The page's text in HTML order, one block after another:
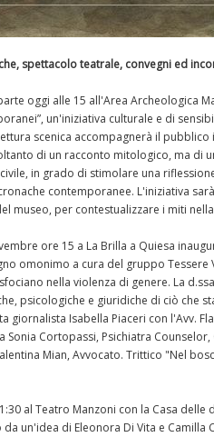
spettacolo teatrale, convegni ed
parte oggi alle 15 all'Area Archeologica
un'iniziativa culturale e di
scenica accompagnerà il
di un racconto mitologico, ma di
in grado di stimolare una
contemporanee. L'iniziativa
museo, per contestualizzare i miti
ore 15 a La Brilla a Quiesa
omonimo a cura del gruppo
nella violenza di genere. La
psicologiche e giuridiche di ciò che
giornalista Isabella Piaceri con l'Avv.
Sonia Cortopassi, Psichiatra
Mian, Avvocato. Trittico "Nel
al Teatro Manzoni con la Casa
un'idea di Eleonora Di Vita e Camilla